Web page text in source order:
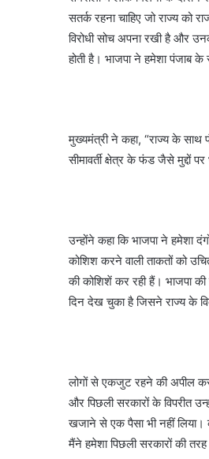
सतर्क रहना चाहिए जो राज्य को
विरोधी सोच अपना रखी है और
होती है। भाजपा ने हमेशा पंजाब के
मुख्यमंत्री ने कहा, “राज्य के साथ
सीमावर्ती क्षेत्र के फंड जैसे मुद्दों
उन्होंने कहा कि भाजपा ने हमेशा
कोशिश करने वाली ताकतों को
की कोशिशें कर रही हैं। भाजपा
दिन देख चुका है जिसने राज्य के
लोगों से एकजुट रहने की अपील
और पिछली सरकारों के विपरीत
खजाने से एक पैसा भी नहीं लिया।
मैंने हमेशा पिछली सरकारों की